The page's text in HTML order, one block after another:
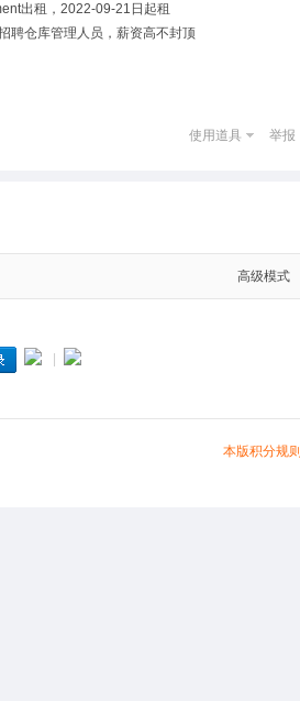
出租，2022-09-21日起租
聘仓库管理人员，薪资高不封顶
使用道具 举报
高级模式
本版积分规则